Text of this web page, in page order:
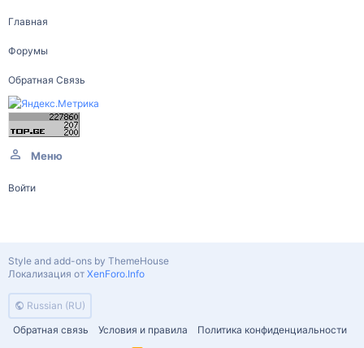
Главная
Форумы
Обратная Связь
Меню
Войти
Russian (RU)
Обратная связь
Условия и правила
Политика конфиденциальности
Style and add-ons by ThemeHouse
Локализация от XenForo.Info